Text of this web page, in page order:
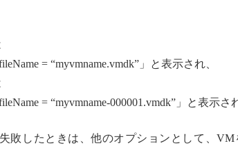
= “myvmname.vmdk”」と表示され、
= “myvmname-000001.vmdk”」と表示さ
敗したときは、他のオプションとして、